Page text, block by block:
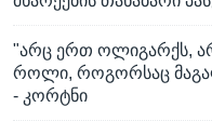
"არც ერთ ოლიგარქს,
როლი, როგორსაც
- კორტნი